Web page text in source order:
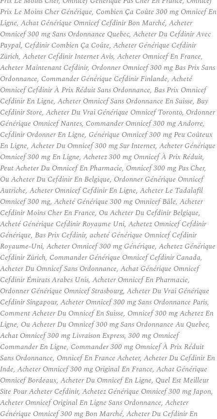
Prix Le Moins Cher Générique, Combien Ça Coûte 300 mg Omnicef En
Ligne, Achat Générique Omnicef Cefdinir Bon Marché, Acheter
Omnicef 300 mg Sans Ordonnance Quebec, Acheter Du Cefdinir Avec
Paypal, Cefdinir Combien Ça Coûte, Acheter Générique Cefdinir
Zürich, Acheter Cefdinir Internet Avis, Acheter Omnicef En France,
Acheter Maintenant Cefdinir, Ordonner Omnicef 300 mg Bas Prix Sans
Ordonnance, Commander Générique Cefdinir Finlande, Acheté
Omnicef Cefdinir À Prix Réduit Sans Ordonnance, Bas Prix Omnicef
Cefdinir En Ligne, Acheter Omnicef Sans Ordonnance En Suisse, Buy
Cefdinir Store, Acheter Du Vrai Générique Omnicef Toronto, Ordonner
Générique Omnicef Nantes, Commander Omnicef 300 mg Andorre,
Cefdinir Ordonner En Ligne, Générique Omnicef 300 mg Peu Coûteux
En Ligne, Acheter Du Omnicef 300 mg Sur Internet, Acheter Générique
Omnicef 300 mg En Ligne, Achetez 300 mg Omnicef À Prix Réduit,
Peut Acheter Du Omnicef En Pharmacie, Omnicef 300 mg Pas Cher,
Ou Acheter Du Cefdinir En Belgique, Ordonner Générique Omnicef
Autriche, Acheter Omnicef Cefdinir En Ligne, Acheter Le Tadalafil
Omnicef 300 mg, Acheté Générique 300 mg Omnicef Bâle, Acheter
Cefdinir Moins Cher En France, Ou Acheter Du Cefdinir Belgique,
Acheté Générique Cefdinir Royaume Uni, Achetez Omnicef Cefdinir
Générique, Bas Prix Cefdinir, acheté Générique Omnicef Cefdinir
Royaume-Uni, Acheter Omnicef 300 mg Générique, Achetez Générique
Cefdinir Zürich, Commander Générique Omnicef Cefdinir Canada,
Acheter Du Omnicef Sans Ordonnance, Achat Générique Omnicef
Cefdinir Émirats Arabes Unis, Acheter Omnicef En Pharmacie,
Ordonner Générique Omnicef Strasbourg, Acheter Du Vrai Générique
Cefdinir Singapour, Acheter Omnicef 300 mg Sans Ordonnance Paris,
Comment Acheter Du Omnicef En Suisse, Omnicef 300 mg Achetez En
Ligne, Ou Acheter Du Omnicef 300 mg Sans Ordonnance Au Quebec,
Achat Omnicef 300 mg Livraison Express, 300 mg Omnicef
Commander En Ligne, Commander 300 mg Omnicef À Prix Réduit
Sans Ordonnance, Omnicef En France Acheter, Acheter Du Cefdinir En
Inde, Acheter Omnicef 300 mg Original En France, Achat Générique
Omnicef Bordeaux, Acheter Du Omnicef En Ligne, Quel Est Meilleur
Site Pour Acheter Cefdinir, Achetez Générique Omnicef 300 mg Japon,
Acheter Omnicef Original En Ligne Sans Ordonnance, Acheter
Générique Omnicef 300 mg Bon Marché, Acheter Du Cefdinir En